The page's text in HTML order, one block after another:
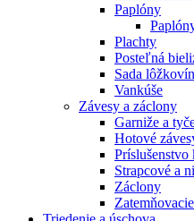
Paplóny
Plachty
Posteľná
Sada lôžkovín
Vankúše
Závesy a záclony
Garniže a
Hotové
Príslušenstvo
Strapcové a
Záclony